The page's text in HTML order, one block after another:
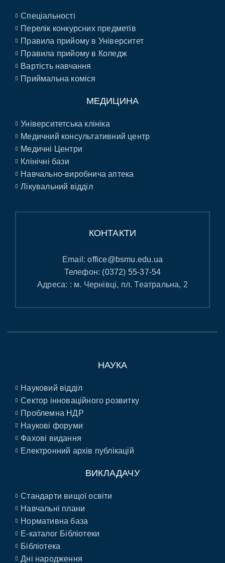
Спеціальності
Перелік конкурсних предметів
Правила прийому в Університет
Правила прийому в Коледж
Вартість навчання
Приймальна коміся
МЕДИЦИНА
Університетська клініка
Медичний консультативний центр
Медичні Центри
Клінічні бази
Навчально-виробнича аптека
Лікувальний відділ
КОНТАКТИ
Email:office@bsmu.edu.ua
Телефон: (0372) 55-37-54
Адреса: : м. Чернівці, пл. Театральна, 2
НАУКА
Науковий відділ
Сектор інноваційного розвитку
Проблемна НДР
Наукові форуми
Фахові видання
Електронний архів публікацій
ВИКЛАДАЧУ
Стандарти вищої освіти
Навчальні плани
Нормативна база
E-каталог Бібліотеки
Бібліотека
Дні народження